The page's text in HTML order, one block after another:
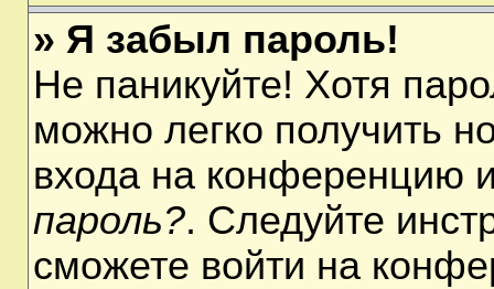
» Я забыл пароль!
Не паникуйте! Хотя
можно легко получить
входа на конференцию
пароль?. Следуйте
сможете войти на